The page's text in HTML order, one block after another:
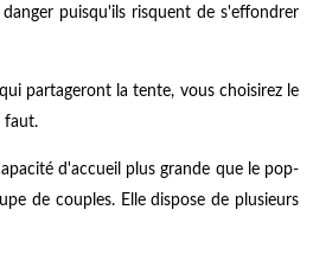
puisqu'ils risquent de s'effondrer
partageront la tente, vous choisirez le
faut.
d'accueil plus grande que le pop-
de couples. Elle dispose de plusieurs